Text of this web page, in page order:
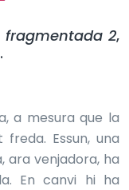
fragmentada 2,
a mesura que la
Essun, una
ara venjadora, ha
En canvi hi ha